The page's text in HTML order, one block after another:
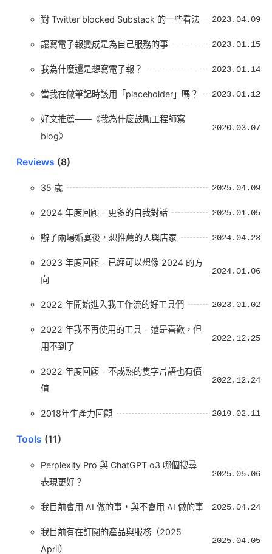
對 Twitter blocked Substack 的一些看法 2023.04.09
讓寫電子報變成是為自己服務的事 2023.01.15
我為什麼還是想寫電子報？ 2023.01.14
當我在做筆記時該用「placeholder」嗎？ 2023.01.12
好文推薦——《我為什麼鼓勵工程師寫
blog》
2020.03.07
Reviews (8)
35 歲 2025.04.09
2024 年度回顧 - 更多的自我對話 2025.01.05
辦了兩場婚宴後，想推薦的人與店家 2024.04.23
2023 年度回顧 - 已經可以想像 2024 的方
向
2024.01.06
2022 年開始進入我工作流的好工具們 2023.01.02
2022 年我不再使用的工具 - 還是喜歡，但
用不到了
2022.12.25
2022 年度回顧 - 不成熟的隻字片語也有價
值
2022.12.24
2018年生產力回顧 2019.02.11
Tools (11)
Perplexity Pro 與 ChatGPT o3 哪個搜尋
表現更好？
2025.05.06
我目前會用 AI 做的事，與不會用 AI 做的事 2025.04.24
我目前有在訂閱的產品與服務（2025
April）
2025.04.05